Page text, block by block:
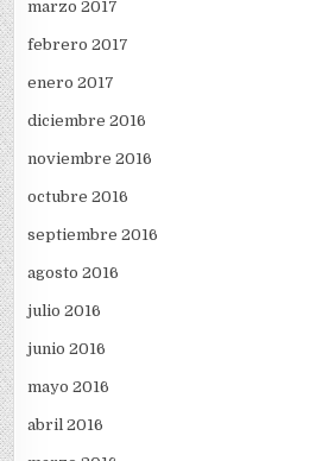
marzo 2017
febrero 2017
enero 2017
diciembre 2016
noviembre 2016
octubre 2016
septiembre 2016
agosto 2016
julio 2016
junio 2016
mayo 2016
abril 2016